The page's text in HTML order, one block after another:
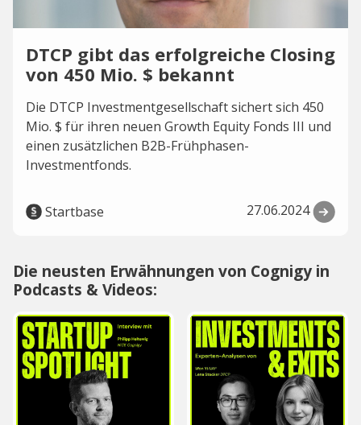
DTCP gibt das erfolgreiche Closing
von 450 Mio. $ bekannt
Die DTCP Investmentgesellschaft sichert sich 450
Mio. $ für ihren neuen Growth Equity Fonds III und
einen zusätzlichen B2B-Frühphasen-
Investmentfonds.
Startbase 27.06.2024
Die neusten Erwähnungen von Cognigy in
Podcasts & Videos: